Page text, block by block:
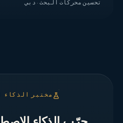
تحسين محركات البحث · دبي
مختبر الذكاء